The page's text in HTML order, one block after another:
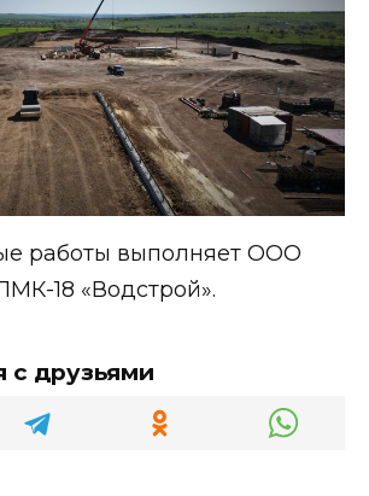
работы выполняет ООО
18 «Водстрой».
с друзьями